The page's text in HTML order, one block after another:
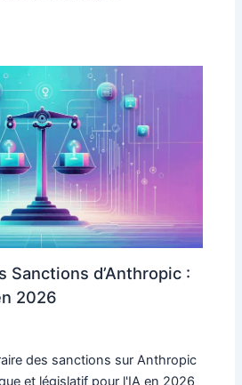
Sanctions d’Anthropic :
2026
des sanctions sur Anthropic